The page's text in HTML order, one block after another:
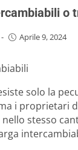
o
- Aprile 9, 2024
solo la
i proprietari
stesso